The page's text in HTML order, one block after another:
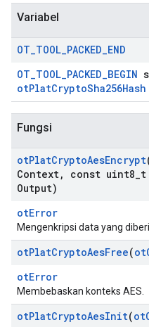
Variabel
OT_TOOL_PACKED_END
OT_TOOL_PACKED_BEGIN
otPlatCryptoSha256Hash
Fungsi
otPlatCryptoAesEncrypt
Context, const uint8 t
Output)
otError
Mengenkripsi data yang
otPlatCryptoAesFree(ot
otError
Membebaskan konteks AES.
otPlatCryptoAesInit(ot